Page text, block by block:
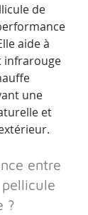
de
aide à
infrarouge
une
et
entre
?